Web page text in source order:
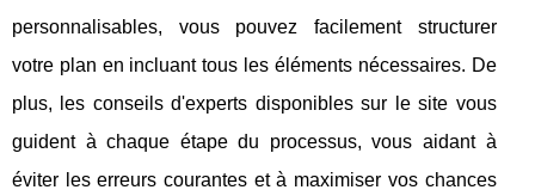
personnalisables, vous pouvez facilement structurer
votre plan en incluant tous les éléments nécessaires. De
plus, les conseils d'experts disponibles sur le site vous
guident à chaque étape du processus, vous aidant à
éviter les erreurs courantes et à maximiser vos chances